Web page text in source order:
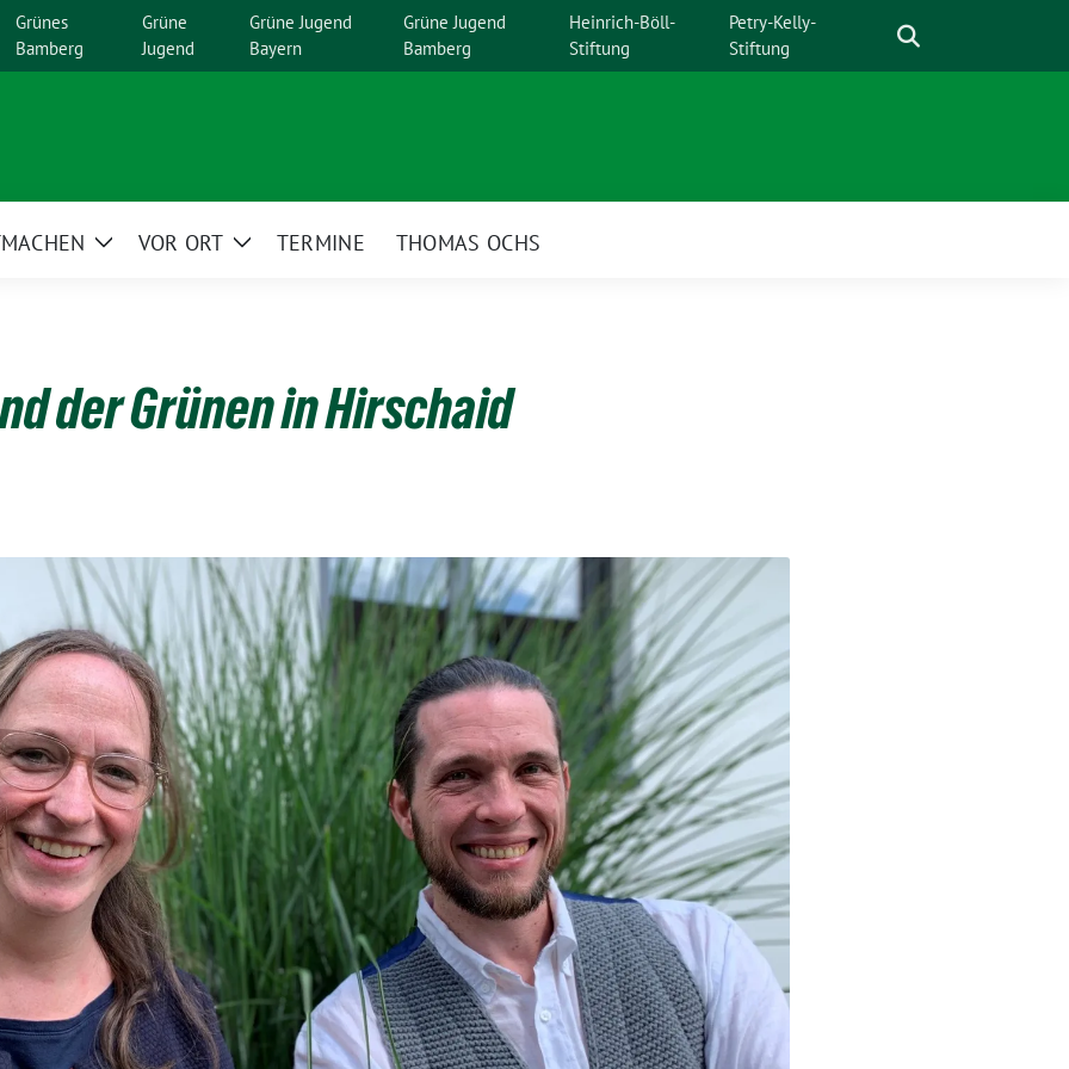
Grünes
Bamberg
Grüne
Jugend
Grüne Jugend
Bayern
Grüne Jugend
Bamberg
Heinrich-Böll-
Stiftung
Petry-Kelly-
Stiftung
ZeigeVOR ORT
ZeigeTERMINE THOMAS OCHS
der Grünen in Hirschaid